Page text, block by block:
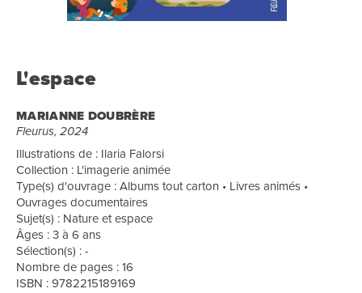
L'espace
MARIANNE DOUBRÈRE
Fleurus, 2024
Illustrations de : Ilaria Falorsi
Collection : L'imagerie animée
Type(s) d'ouvrage : Albums tout carton • Livres animés •
Ouvrages documentaires
Sujet(s) : Nature et espace
Âges : 3 à 6 ans
Sélection(s) : -
Nombre de pages : 16
ISBN : 9782215189169